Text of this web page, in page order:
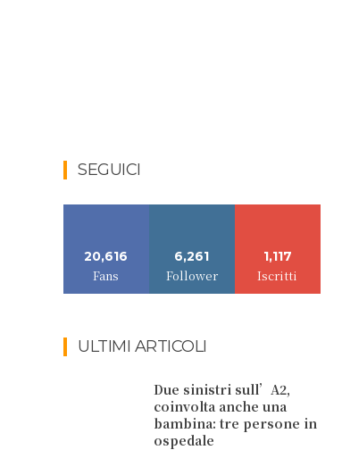
SEGUICI
20,616
Fans
6,261
Follower
1,117
Iscritti
ULTIMI ARTICOLI
Due sinistri sull’A2,
coinvolta anche una
bambina: tre persone in
ospedale